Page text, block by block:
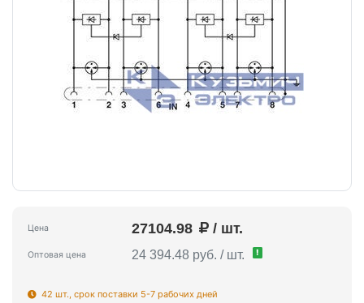
Цена 27104.98 / шт.
Оптовая цена 24 394.48 руб. / шт. !
42 шт., срок поставки 5-7 рабочих дней